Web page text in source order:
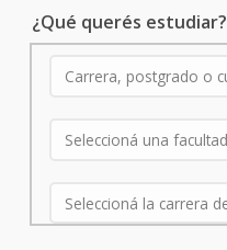
¿Qué querés estudiar?